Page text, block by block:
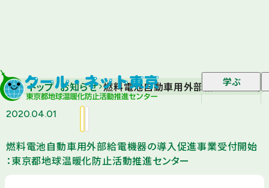
学ぶ
トップ お知らせ 燃料電池自動車用外部給電機器の導
2020.04.01
燃料電池自動車用外部給電機器の導入促進事業受付開始
：東京都地球温暖化防止活動推進センター